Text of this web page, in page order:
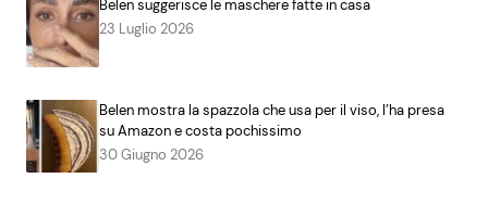
Belen suggerisce le maschere fatte in casa
23 Luglio 2026
Belen mostra la spazzola che usa per il viso, l’ha presa
su Amazon e costa pochissimo
30 Giugno 2026